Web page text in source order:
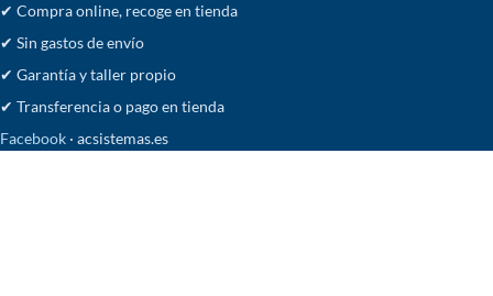
✔ Compra online, recoge en tienda
✔ Sin gastos de envío
✔ Garantía y taller propio
✔ Transferencia o pago en tienda
Facebook · acsistemas.es